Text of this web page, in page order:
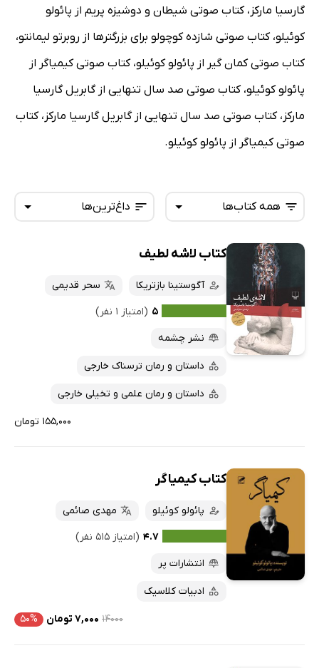
گارسیا مارکز، کتاب صوتی شیطان و دوشیزه پریم از پائولو
کوئیلو، کتاب صوتی شازده کوچولو برای بزرگترها از روبرتو لیمانتو،
کتاب صوتی کمان گیر از پائولو کوئیلو، کتاب صوتی کیمیاگر از
پائولو کوئیلو، کتاب صوتی صد سال تنهایی از گابریل گارسیا
مارکز، کتاب صوتی صد سال تنهایی از گابریل گارسیا مارکز، کتاب
صوتی کیمیاگر از پائولو کوئیلو.
داغ‌ترین‌ها
تازه‌ها
داغ‌ترین‌ها
پرفروش‌ها
ارزان ترین‌ها
همه کتاب‌ها
همه کتاب‌ها
کتاب‌های صوتی
کتاب‌های متنی
کتاب لاشه لطیف
آگوستینا بازتریکا
سحر قدیمی
۵ (امتیاز ۱ نفر)
نشر چشمه
داستان و رمان ترسناک خارجی
داستان و رمان علمی و تخیلی خارجی
۱۵۵,۰۰۰ تومان
کتاب کیمیاگر
پائولو کوئیلو
مهدی صائمی
۴.۷ (امتیاز ۵۱۵ نفر)
انتشارات پر
ادبیات کلاسیک
۱۴۰۰۰ ۷,۰۰۰ تومان ۵۰%